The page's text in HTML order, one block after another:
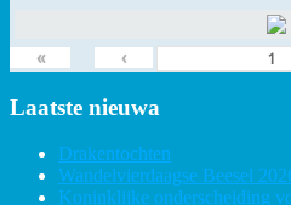
« ‹
Laatste nieuwa
Drakentochten
Wandelvierdaagse Beesel
Koninklijke onderscheiding